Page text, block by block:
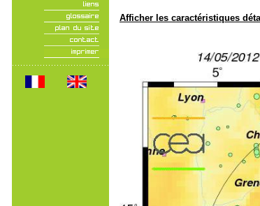
Afficher les caractéristiques